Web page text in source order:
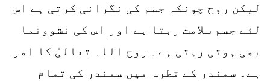
لیکن روح چونکہ جسم کی نگرانی کرتی ہے اس
لئے جسم سلامت رہتا ہے اور اس کی نشوونما
بھی ہوتی رہتی ہے۔ روح اللہ تعالیٰ کا امر
ہے۔ سمندر کے قطرہ میں سمندر کی تمام